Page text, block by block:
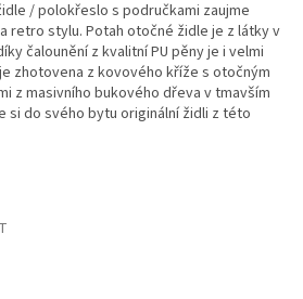
/ polokřeslo s područkami zaujme
retro stylu. Potah otočné židle je z látky v
čalounění z kvalitní PU pěny je i velmi
zhotovena z kovového kříže s otočným
z masivního bukového dřeva v tmavším
si do svého bytu originální židli z této